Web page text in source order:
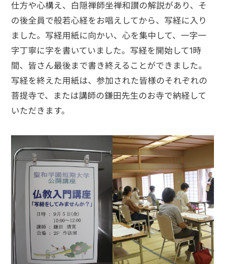
仕方や心構え、白隠禅師坐禅和讃の解説があり、そ
の後全員で般若心経をお唱えしてから、写経に入り
ました。写経用紙に向かい、心を集中して、一字一
字丁寧に字を書いていました。写経を開始して1時
間、皆さん最後まで書き終えることができました。
写経を終えた用紙は、参加された皆様のそれぞれの
菩提寺で、または講師の鎌田先生のお寺で納経して
いただきます。